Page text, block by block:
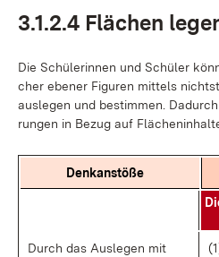
3.1.2.4 Flä­chen
Die Schü­le­rin­nen und Schü­ler
cher ebe­ner Fi­gu­ren mit­tels
aus­le­gen und be­stim­men.
run­gen in Be­zug auf
Denk­an­stö­ße
Durch das Aus­le­gen mit